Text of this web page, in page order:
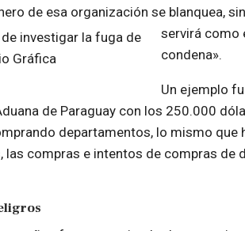
de esa organización se blanquea,
servirá como
condena».
Un ejemplo
de Paraguay con los 250.000
departamentos, lo mismo que
las compras e intentos de compras de